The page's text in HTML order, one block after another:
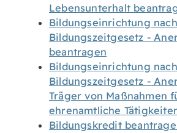
Lebensunterhalt
Bildungseinrichtung
Bildungszeitgesetz -
beantragen
Bildungseinrichtung
Bildungszeitgesetz -
Träger von Maßnahmen
ehrenamtliche
Bildungskredit